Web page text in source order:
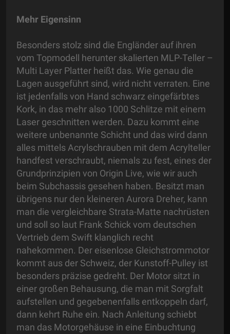
Mehr Eigensinn
Besonders stolz sind die Engländer auf ihren
vom Topmodell herunter skalierten MLP-Teller –
Multi Layer Platter heißt das. Wie genau die
Lagen ausgeführt sind, wird nicht verraten. Eine
ist jedenfalls von Hand schwarz eingefärbtes
Kork, in das mehr also 1000 Schlitze mit einem
Laser geschnitten werden. Dazu kommt eine
weitere unbenannte Schicht und das wird dann
alles mittels Acrylschrauben mit dem Acrylteller
handfest verschraubt, niemals zu fest, eines der
Grundprinzipien von Origin Live, wie wir auch
beim Subchassis gesehen haben. Besitzt man
übrigens nur den kleineren Aurora Dreher, kann
man die vergleichbare Strata-Matte nachrüsten
und soll so laut Frank Schick vom deutschen
Vertrieb dem Swift klanglich recht
nahekommen. Der eisenlose Gleichstrommotor
kommt aus der Schweiz, der Kunstoff-Pulley ist
besonders präzise gedreht. Der Motor sitzt in
einer großen Behausung, die man mit Sorgfalt
aufstellen und gegebenenfalls entkoppeln darf,
dann kehrt Ruhe ein. Nach Anleitung schiebt
man das Motorgehäuse in eine Einbuchtung